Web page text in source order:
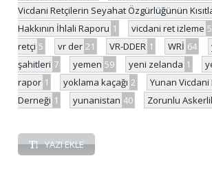
Vicdani Retçilerin Seyahat Özgürlüğünün
Hakkının İhlali Raporu 1 vicdani ret izleme
retçi 5 vr der 21 VR-DDER 1 WRİ 64
şahitleri 7 yemen 59 yeni zelanda 1
rapor 1 yoklama kaçağı 2
Yunan Vicdani
Derneği 1 yunanistan 40 Zorunlu
YAZI EKLE